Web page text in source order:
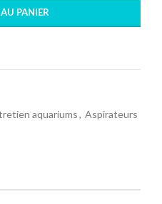
PANIER
aquariums, Aspirateurs